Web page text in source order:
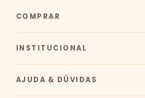
COMPRAR
INSTITUCIONAL
AJUDA & DÚVIDAS